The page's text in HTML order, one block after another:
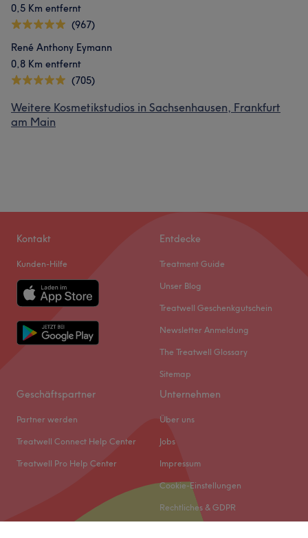
0,5 Km entfernt
(967)
René Anthony Eymann
0,8 Km entfernt
(705)
Weitere Kosmetikstudios in Sachsenhausen, Frankfurt
am Main
Kontakt
Kunden-Hilfe
Entdecke
Treatment Guide
Unser Blog
Treatwell Geschenkgutschein
Newsletter Anmeldung
The Treatwell Glossary
Sitemap
Geschäftspartner
Partner werden
Treatwell Connect Help Center
Treatwell Pro Help Center
Unternehmen
Über uns
Jobs
Impressum
Cookie-Einstellungen
Rechtliches & GDPR